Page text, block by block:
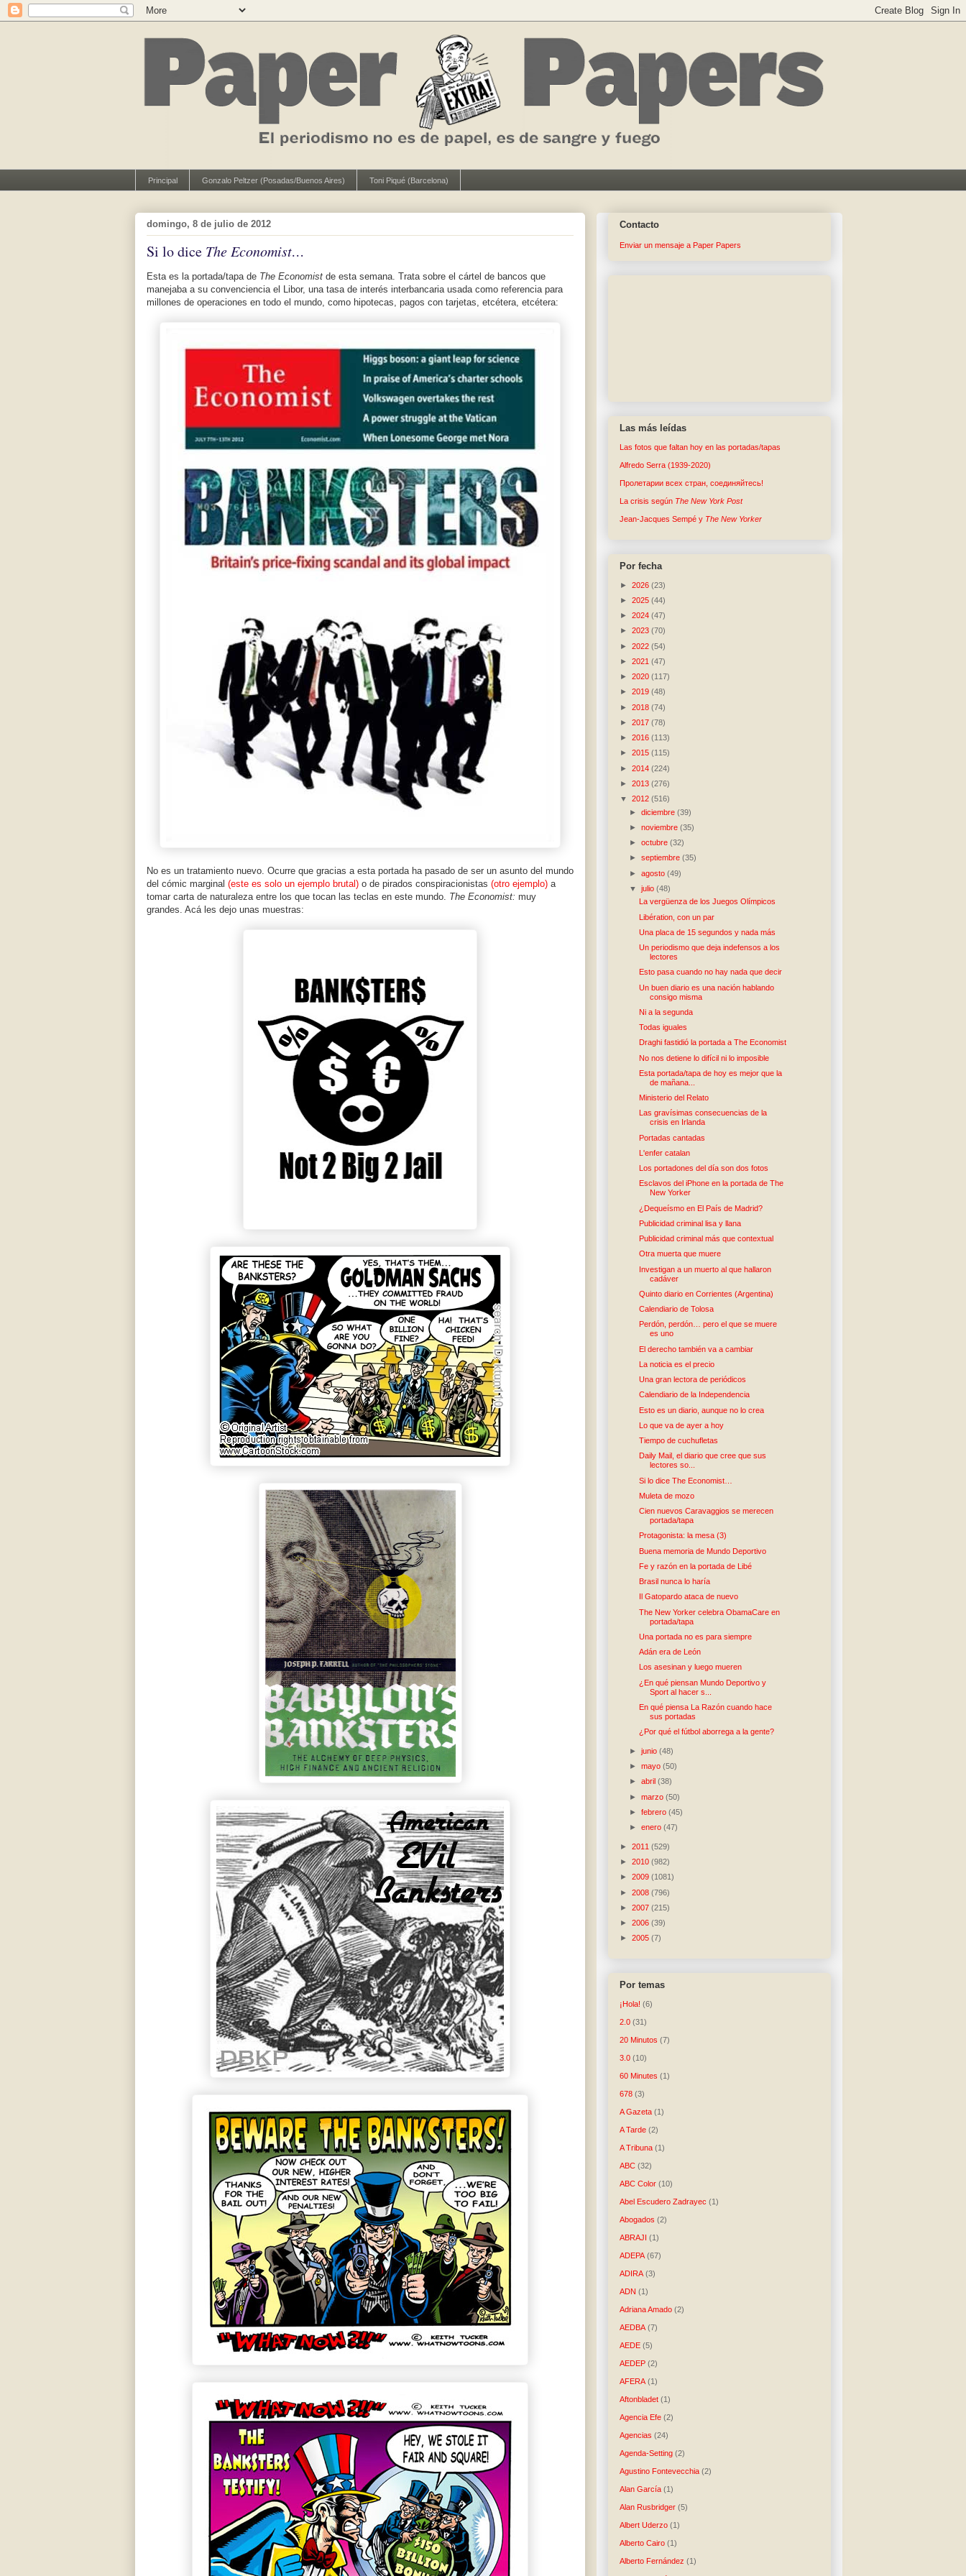
Principal Gonzalo Peltzer (Posadas/Buenos Aires) Toni Piqué (Barcelona)
domingo, 8 de julio de 2012
Si lo dice The Economist…
Esta es la portada/tapa de The Economist de esta semana. Trata sobre el cártel de bancos que
manejaba a su convenciencia el Libor, una tasa de interés interbancaria usada como referencia para
millones de operaciones en todo el mundo, como hipotecas, pagos con tarjetas, etcétera, etcétera:
No es un tratamiento nuevo. Ocurre que gracias a esta portada ha pasado de ser un asunto del mundo
del cómic marginal (este es solo un ejemplo brutal) o de pirados conspiracionistas (otro ejemplo) a
tomar carta de naturaleza entre los que tocan las teclas en este mundo. The Economist: muy
grandes. Acá les dejo unas muestras:
Contacto
Enviar un mensaje a Paper Papers
Las más leídas
Las fotos que faltan hoy en las portadas/tapas
Alfredo Serra (1939-2020)
Пролетарии всех стран, соединяйтесь!
La crisis según The New York Post
Jean-Jacques Sempé y The New Yorker
Por fecha
► 2026 (23)
► 2025 (44)
► 2024 (47)
► 2023 (70)
► 2022 (54)
► 2021 (47)
► 2020 (117)
► 2019 (48)
► 2018 (74)
► 2017 (78)
► 2016 (113)
► 2015 (115)
► 2014 (224)
► 2013 (276)
▼ 2012 (516)
►diciembre(39)
►noviembre(35)
►octubre(32)
►septiembre(35)
►agosto(49)
▼julio(48)
La vergüenza de los Juegos Olímpicos
Libération, con un par
Una placa de 15 segundos y nada más
Un periodismo que deja indefensos a los
lectores
Esto pasa cuando no hay nada que decir
Un buen diario es una nación hablando
consigo misma
Ni a la segunda
Todas iguales
Draghi fastidió la portada a The Economist
No nos detiene lo difícil ni lo imposible
Esta portada/tapa de hoy es mejor que la
de mañana...
Ministerio del Relato
Las gravísimas consecuencias de la
crisis en Irlanda
Portadas cantadas
L'enfer catalan
Los portadones del día son dos fotos
Esclavos del iPhone en la portada de The
New Yorker
¿Dequeísmo en El País de Madrid?
Publicidad criminal lisa y llana
Publicidad criminal más que contextual
Otra muerta que muere
Investigan a un muerto al que hallaron
cadáver
Quinto diario en Corrientes (Argentina)
Calendiario de Tolosa
Perdón, perdón… pero el que se muere
es uno
El derecho también va a cambiar
La noticia es el precio
Una gran lectora de periódicos
Calendiario de la Independencia
Esto es un diario, aunque no lo crea
Lo que va de ayer a hoy
Tiempo de cuchufletas
Daily Mail, el diario que cree que sus
lectores so...
Si lo dice The Economist…
Muleta de mozo
Cien nuevos Caravaggios se merecen
portada/tapa
Protagonista: la mesa (3)
Buena memoria de Mundo Deportivo
Fe y razón en la portada de Libé
Brasil nunca lo haría
Il Gatopardo ataca de nuevo
The New Yorker celebra ObamaCare en
portada/tapa
Una portada no es para siempre
Adán era de León
Los asesinan y luego mueren
¿En qué piensan Mundo Deportivo y
Sport al hacer s...
En qué piensa La Razón cuando hace
sus portadas
¿Por qué el fútbol aborrega a la gente?
►junio(48)
►mayo(50)
►abril(38)
►marzo(50)
►febrero(45)
►enero(47)
► 2011 (529)
► 2010 (982)
► 2009 (1081)
► 2008 (796)
► 2007 (215)
► 2006 (39)
► 2005 (7)
Por temas
¡Hola! (6)
2.0 (31)
20 Minutos (7)
3.0 (10)
60 Minutes (1)
678 (3)
A Gazeta (1)
A Tarde (2)
A Tribuna (1)
ABC (32)
ABC Color (10)
Abel Escudero Zadrayec (1)
Abogados (2)
ABRAJI (1)
ADEPA (67)
ADIRA (3)
ADN (1)
Adriana Amado (2)
AEDBA (7)
AEDE (5)
AEDEP (2)
AFERA (1)
Aftonbladet (1)
Agencia Efe (2)
Agencias (24)
Agenda-Setting (2)
Agustino Fontevecchia (2)
Alan García (1)
Alan Rusbridger (5)
Albert Uderzo (1)
Alberto Cairo (1)
Alberto Fernández (1)